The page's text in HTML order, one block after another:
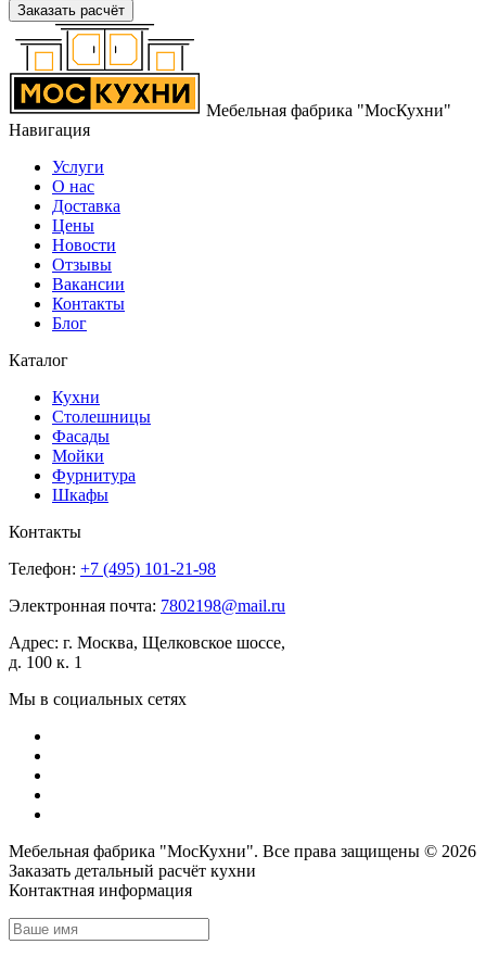
Заказать расчёт
Мебельная фабрика "МосКухни"
Навигация
Услуги
О нас
Доставка
Цены
Новости
Отзывы
Вакансии
Контакты
Блог
Каталог
Кухни
Столешницы
Фасады
Мойки
Фурнитура
Шкафы
Контакты
Телефон: +7 (495) 101-21-98
Электронная почта: 7802198@mail.ru
Адрес: г. Москва, Щелковское шоссе,
д. 100 к. 1
Мы в социальных сетях
Мебельная фабрика "МосКухни". Все права защищены © 2026
Заказать детальный расчёт кухни
Контактная информация